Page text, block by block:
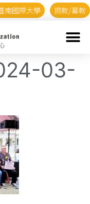
南國際大學 捐款/募款
03-